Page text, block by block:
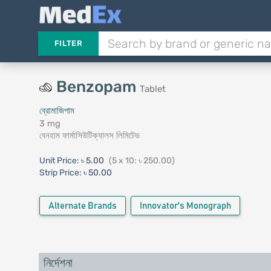
FILTER
Benzopam Tablet
ব্রোমাজিপাম
3 mg
বেনহাম ফার্মাসিউটিক্যালস লিমিটেড
Unit Price: ৳ 5.00 (5 x 10: ৳ 250.00)
Strip Price: ৳ 50.00
Alternate Brands Innovator's Monograph
নির্দেশনা